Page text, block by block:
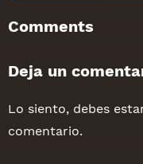
Comments
Deja un
Lo siento, debes
comentario.